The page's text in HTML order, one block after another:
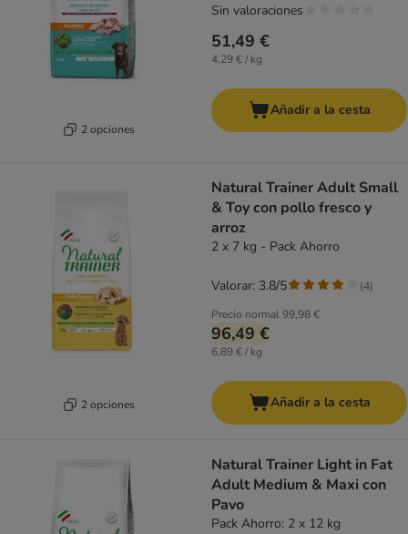
2 opciones
51,49 €
4,29 € / kg
Sin valoraciones
Añadir a la cesta
2 opciones
Natural Trainer Adult Small
& Toy con pollo fresco y
arroz
2 x 7 kg - Pack Ahorro
Precio normal99,98 €
96,49 €
6,89 € / kg
Valorar: 3.8/5 (4)
Añadir a la cesta
Natural Trainer Light in Fat
Adult Medium & Maxi con
Pavo
Pack Ahorro: 2 x 12 kg